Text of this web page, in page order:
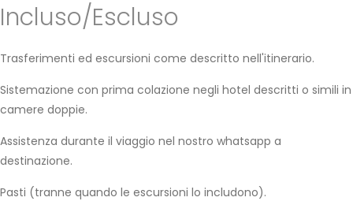
Incluso/Escluso
Trasferimenti ed escursioni come descritto nell'itinerario.
Sistemazione con prima colazione negli hotel descritti o simili in
camere doppie.
Assistenza durante il viaggio nel nostro whatsapp a
destinazione.
Pasti (tranne quando le escursioni lo includono).